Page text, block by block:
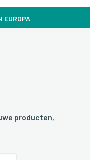
EUROPA
producten,